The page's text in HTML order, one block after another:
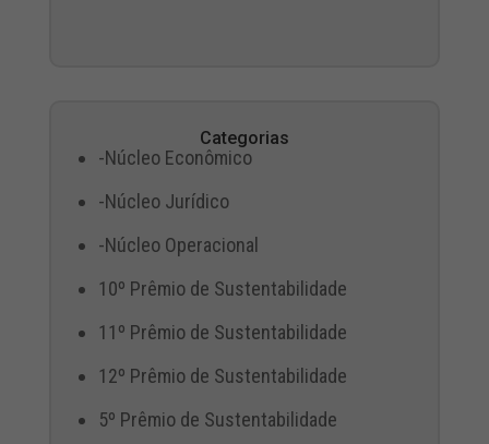
Categorias
-Núcleo Econômico
-Núcleo Jurídico
-Núcleo Operacional
10º Prêmio de Sustentabilidade
11º Prêmio de Sustentabilidade
12º Prêmio de Sustentabilidade
5º Prêmio de Sustentabilidade